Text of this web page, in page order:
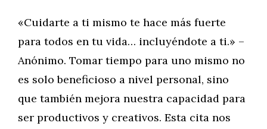
«Cuidarte a ti mismo te hace más fuerte
para todos en tu vida… incluyéndote a ti.» –
Anónimo. Tomar tiempo para uno mismo no
es solo beneficioso a nivel personal, sino
que también mejora nuestra capacidad para
ser productivos y creativos. Esta cita nos